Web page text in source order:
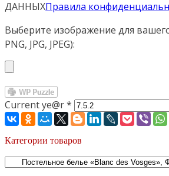
ДАННЫХПравила
Выберите изображение для
PNG, JPG, JPEG):
Current ye@r*
Категории товаров